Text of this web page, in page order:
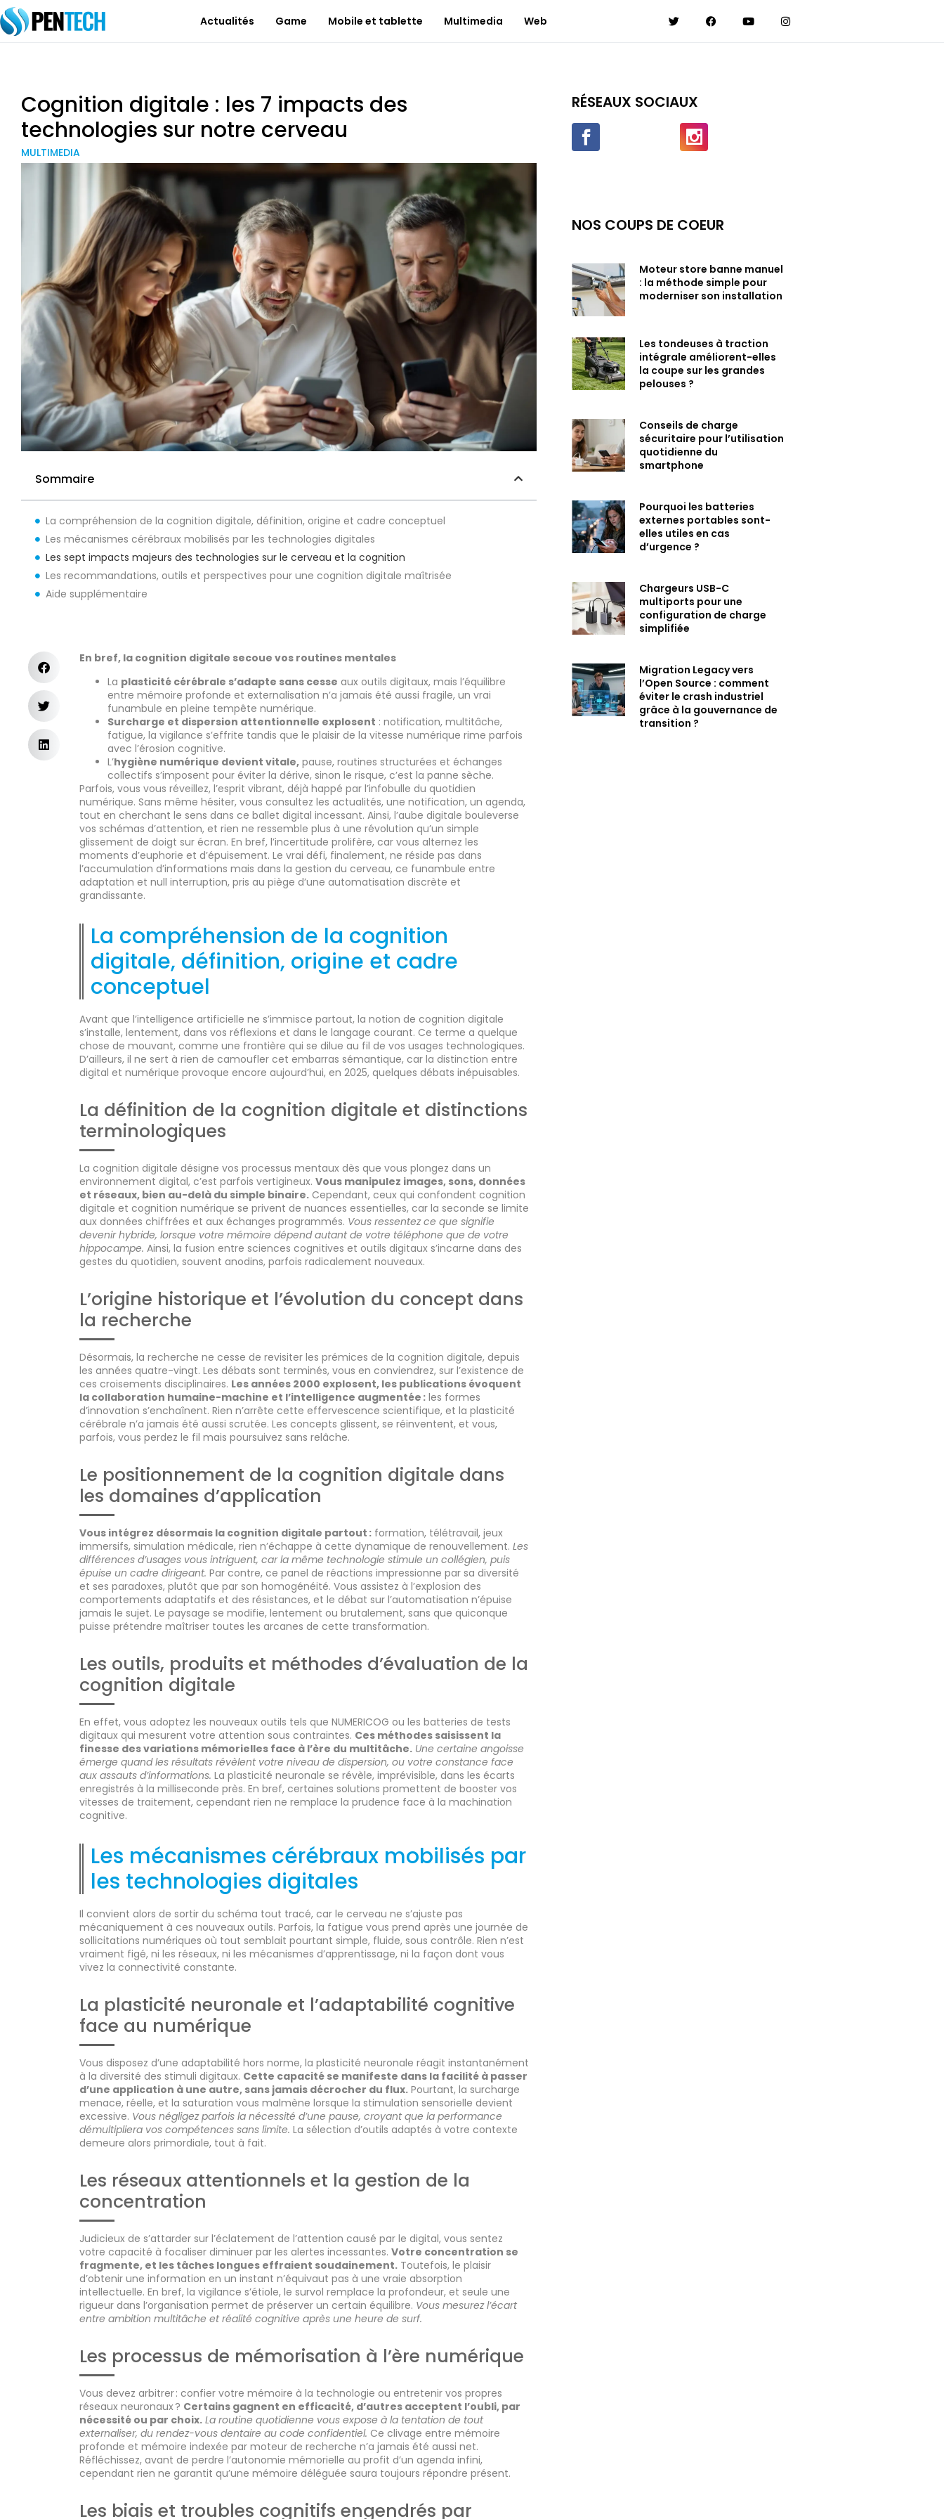
Actualités Game Mobile et tablette Multimedia Web
Cognition digitale : les 7 impacts des
technologies sur notre cerveau
MULTIMEDIA
Sommaire
La compréhension de la cognition digitale, définition, origine et cadre conceptuel
Les mécanismes cérébraux mobilisés par les technologies digitales
Les sept impacts majeurs des technologies sur le cerveau et la cognition
Les recommandations, outils et perspectives pour une cognition digitale maîtrisée
Aide supplémentaire
En bref, la cognition digitale secoue vos routines mentales
La plasticité cérébrale s’adapte sans cesse aux outils digitaux, mais l’équilibre
entre mémoire profonde et externalisation n’a jamais été aussi fragile, un vrai
funambule en pleine tempête numérique.
Surcharge et dispersion attentionnelle explosent : notification, multitâche,
fatigue, la vigilance s’effrite tandis que le plaisir de la vitesse numérique rime parfois
avec l’érosion cognitive.
L’hygiène numérique devient vitale, pause, routines structurées et échanges
collectifs s’imposent pour éviter la dérive, sinon le risque, c’est la panne sèche.
Parfois, vous vous réveillez, l’esprit vibrant, déjà happé par l’infobulle du quotidien
numérique. Sans même hésiter, vous consultez les actualités, une notification, un agenda,
tout en cherchant le sens dans ce ballet digital incessant. Ainsi, l’aube digitale bouleverse
vos schémas d’attention, et rien ne ressemble plus à une révolution qu’un simple
glissement de doigt sur écran. En bref, l’incertitude prolifère, car vous alternez les
moments d’euphorie et d’épuisement. Le vrai défi, finalement, ne réside pas dans
l’accumulation d’informations mais dans la gestion du cerveau, ce funambule entre
adaptation et null interruption, pris au piège d’une automatisation discrète et
grandissante.
La compréhension de la cognition
digitale, définition, origine et cadre
conceptuel
Avant que l’intelligence artificielle ne s’immisce partout, la notion de cognition digitale
s’installe, lentement, dans vos réflexions et dans le langage courant. Ce terme a quelque
chose de mouvant, comme une frontière qui se dilue au fil de vos usages technologiques.
D’ailleurs, il ne sert à rien de camoufler cet embarras sémantique, car la distinction entre
digital et numérique provoque encore aujourd’hui, en 2025, quelques débats inépuisables.
La définition de la cognition digitale et distinctions
terminologiques
La cognition digitale désigne vos processus mentaux dès que vous plongez dans un
environnement digital, c’est parfois vertigineux.Vous manipulez images, sons, données
et réseaux, bien au-delà du simple binaire. Cependant, ceux qui confondent cognition
digitale et cognition numérique se privent de nuances essentielles, car la seconde se limite
aux données chiffrées et aux échanges programmés. Vous ressentez ce que signifie
devenir hybride, lorsque votre mémoire dépend autant de votre téléphone que de votre
hippocampe. Ainsi, la fusion entre sciences cognitives et outils digitaux s’incarne dans des
gestes du quotidien, souvent anodins, parfois radicalement nouveaux.
L’origine historique et l’évolution du concept dans
la recherche
Désormais, la recherche ne cesse de revisiter les prémices de la cognition digitale, depuis
les années quatre-vingt. Les débats sont terminés, vous en conviendrez, sur l’existence de
ces croisements disciplinaires. Les années 2000 explosent, les publications évoquent
la collaboration humaine-machine et l’intelligence augmentée : les formes
d’innovation s’enchaînent. Rien n’arrête cette effervescence scientifique, et la plasticité
cérébrale n’a jamais été aussi scrutée. Les concepts glissent, se réinventent, et vous,
parfois, vous perdez le fil mais poursuivez sans relâche.
Le positionnement de la cognition digitale dans
les domaines d’application
Vous intégrez désormais la cognition digitale partout : formation, télétravail, jeux
immersifs, simulation médicale, rien n’échappe à cette dynamique de renouvellement.Les
différences d’usages vous intriguent, car la même technologie stimule un collégien, puis
épuise un cadre dirigeant. Par contre, ce panel de réactions impressionne par sa diversité
et ses paradoxes, plutôt que par son homogénéité. Vous assistez à l’explosion des
comportements adaptatifs et des résistances, et le débat sur l’automatisation n’épuise
jamais le sujet. Le paysage se modifie, lentement ou brutalement, sans que quiconque
puisse prétendre maîtriser toutes les arcanes de cette transformation.
Les outils, produits et méthodes d’évaluation de la
cognition digitale
En effet, vous adoptez les nouveaux outils tels que NUMERICOG ou les batteries de tests
digitaux qui mesurent votre attention sous contraintes. Ces méthodes saisissent la
finesse des variations mémorielles face à l’ère du multitâche. Une certaine angoisse
émerge quand les résultats révèlent votre niveau de dispersion, ou votre constance face
aux assauts d’informations. La plasticité neuronale se révèle, imprévisible, dans les écarts
enregistrés à la milliseconde près. En bref, certaines solutions promettent de booster vos
vitesses de traitement, cependant rien ne remplace la prudence face à la machination
cognitive.
Les mécanismes cérébraux mobilisés par
les technologies digitales
Il convient alors de sortir du schéma tout tracé, car le cerveau ne s’ajuste pas
mécaniquement à ces nouveaux outils. Parfois, la fatigue vous prend après une journée de
sollicitations numériques où tout semblait pourtant simple, fluide, sous contrôle. Rien n’est
vraiment figé, ni les réseaux, ni les mécanismes d’apprentissage, ni la façon dont vous
vivez la connectivité constante.
La plasticité neuronale et l’adaptabilité cognitive
face au numérique
Vous disposez d’une adaptabilité hors norme, la plasticité neuronale réagit instantanément
à la diversité des stimuli digitaux. Cette capacité se manifeste dans la facilité à passer
d’une application à une autre, sans jamais décrocher du flux. Pourtant, la surcharge
menace, réelle, et la saturation vous malmène lorsque la stimulation sensorielle devient
excessive. Vous négligez parfois la nécessité d’une pause, croyant que la performance
démultipliera vos compétences sans limite. La sélection d’outils adaptés à votre contexte
demeure alors primordiale, tout à fait.
Les réseaux attentionnels et la gestion de la
concentration
Judicieux de s’attarder sur l’éclatement de l’attention causé par le digital, vous sentez
votre capacité à focaliser diminuer par les alertes incessantes.Votre concentration se
fragmente, et les tâches longues effraient soudainement. Toutefois, le plaisir
d’obtenir une information en un instant n’équivaut pas à une vraie absorption
intellectuelle. En bref, la vigilance s’étiole, le survol remplace la profondeur, et seule une
rigueur dans l’organisation permet de préserver un certain équilibre. Vous mesurez l’écart
entre ambition multitâche et réalité cognitive après une heure de surf.
Les processus de mémorisation à l’ère numérique
Vous devez arbitrer : confier votre mémoire à la technologie ou entretenir vos propres
réseaux neuronaux ? Certains gagnent en efficacité, d’autres acceptent l’oubli, par
nécessité ou par choix. La routine quotidienne vous expose à la tentation de tout
externaliser, du rendez-vous dentaire au code confidentiel. Ce clivage entre mémoire
profonde et mémoire indexée par moteur de recherche n’a jamais été aussi net.
Réfléchissez, avant de perdre l’autonomie mémorielle au profit d’un agenda infini,
cependant rien ne garantit qu’une mémoire déléguée saura toujours répondre présent.
Les biais et troubles cognitifs engendrés par
RÉSEAUX SOCIAUX
NOS COUPS DE COEUR
Moteur store banne manuel
: la méthode simple pour
moderniser son installation
Les tondeuses à traction
intégrale améliorent-elles
la coupe sur les grandes
pelouses ?
Conseils de charge
sécuritaire pour l’utilisation
quotidienne du
smartphone
Pourquoi les batteries
externes portables sont-
elles utiles en cas
d’urgence ?
Chargeurs USB-C
multiports pour une
configuration de charge
simplifiée
Migration Legacy vers
l’Open Source : comment
éviter le crash industriel
grâce à la gouvernance de
transition ?